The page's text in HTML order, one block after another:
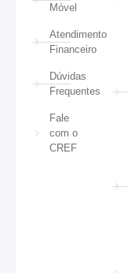
Móvel
Atendimento
Financeiro
Dúvidas
Frequentes
Fale
com o
CREF